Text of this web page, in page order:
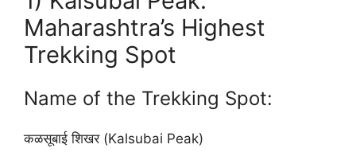
Maharashtra’s Highest
Trekking Spot
Name of the Trekking Spot:
कळसूबाई शिखर (Kalsubai Peak)